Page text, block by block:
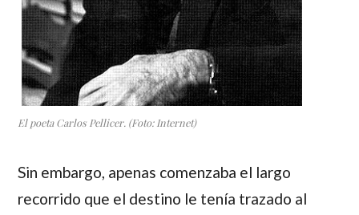
El poeta Carlos Pellicer. (Foto: Internet)
Sin embargo, apenas comenzaba el largo
recorrido que el destino le tenía trazado al